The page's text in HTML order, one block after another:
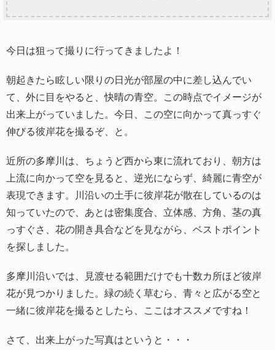
今日は狙って撮りに行ってきましたよ！
朝起きたら眩しい限りの日光が部屋の中に差し込んでい
て、外に目をやると、快晴の青空。この時点でイメージが
出来上がっていました。今日、この空に向かって真っすぐ
伸びる彼岸花を撮るぞ、と。
近所の多摩川は、ちょうど西から東に流れており、朝方は
上流に向かって空を見ると、逆光にならず、綺麗に青空が
表現できます。川沿いの土手に彼岸花が散在しているのは
知っていたので、あとは密集度合、立体感、方角、茎の真
っすぐさ、花の開き具合などを見ながら、ベストポイント
を探しました。
多摩川沿いでは、見渡せる範囲だけでも十数カ所ほど彼岸
花が見つかりました。緑の続く草むら、青々と広がる空と
一緒に彼岸花を撮るとしたら、ここはオススメですね！
さて、出来上がった写真はというと・・・